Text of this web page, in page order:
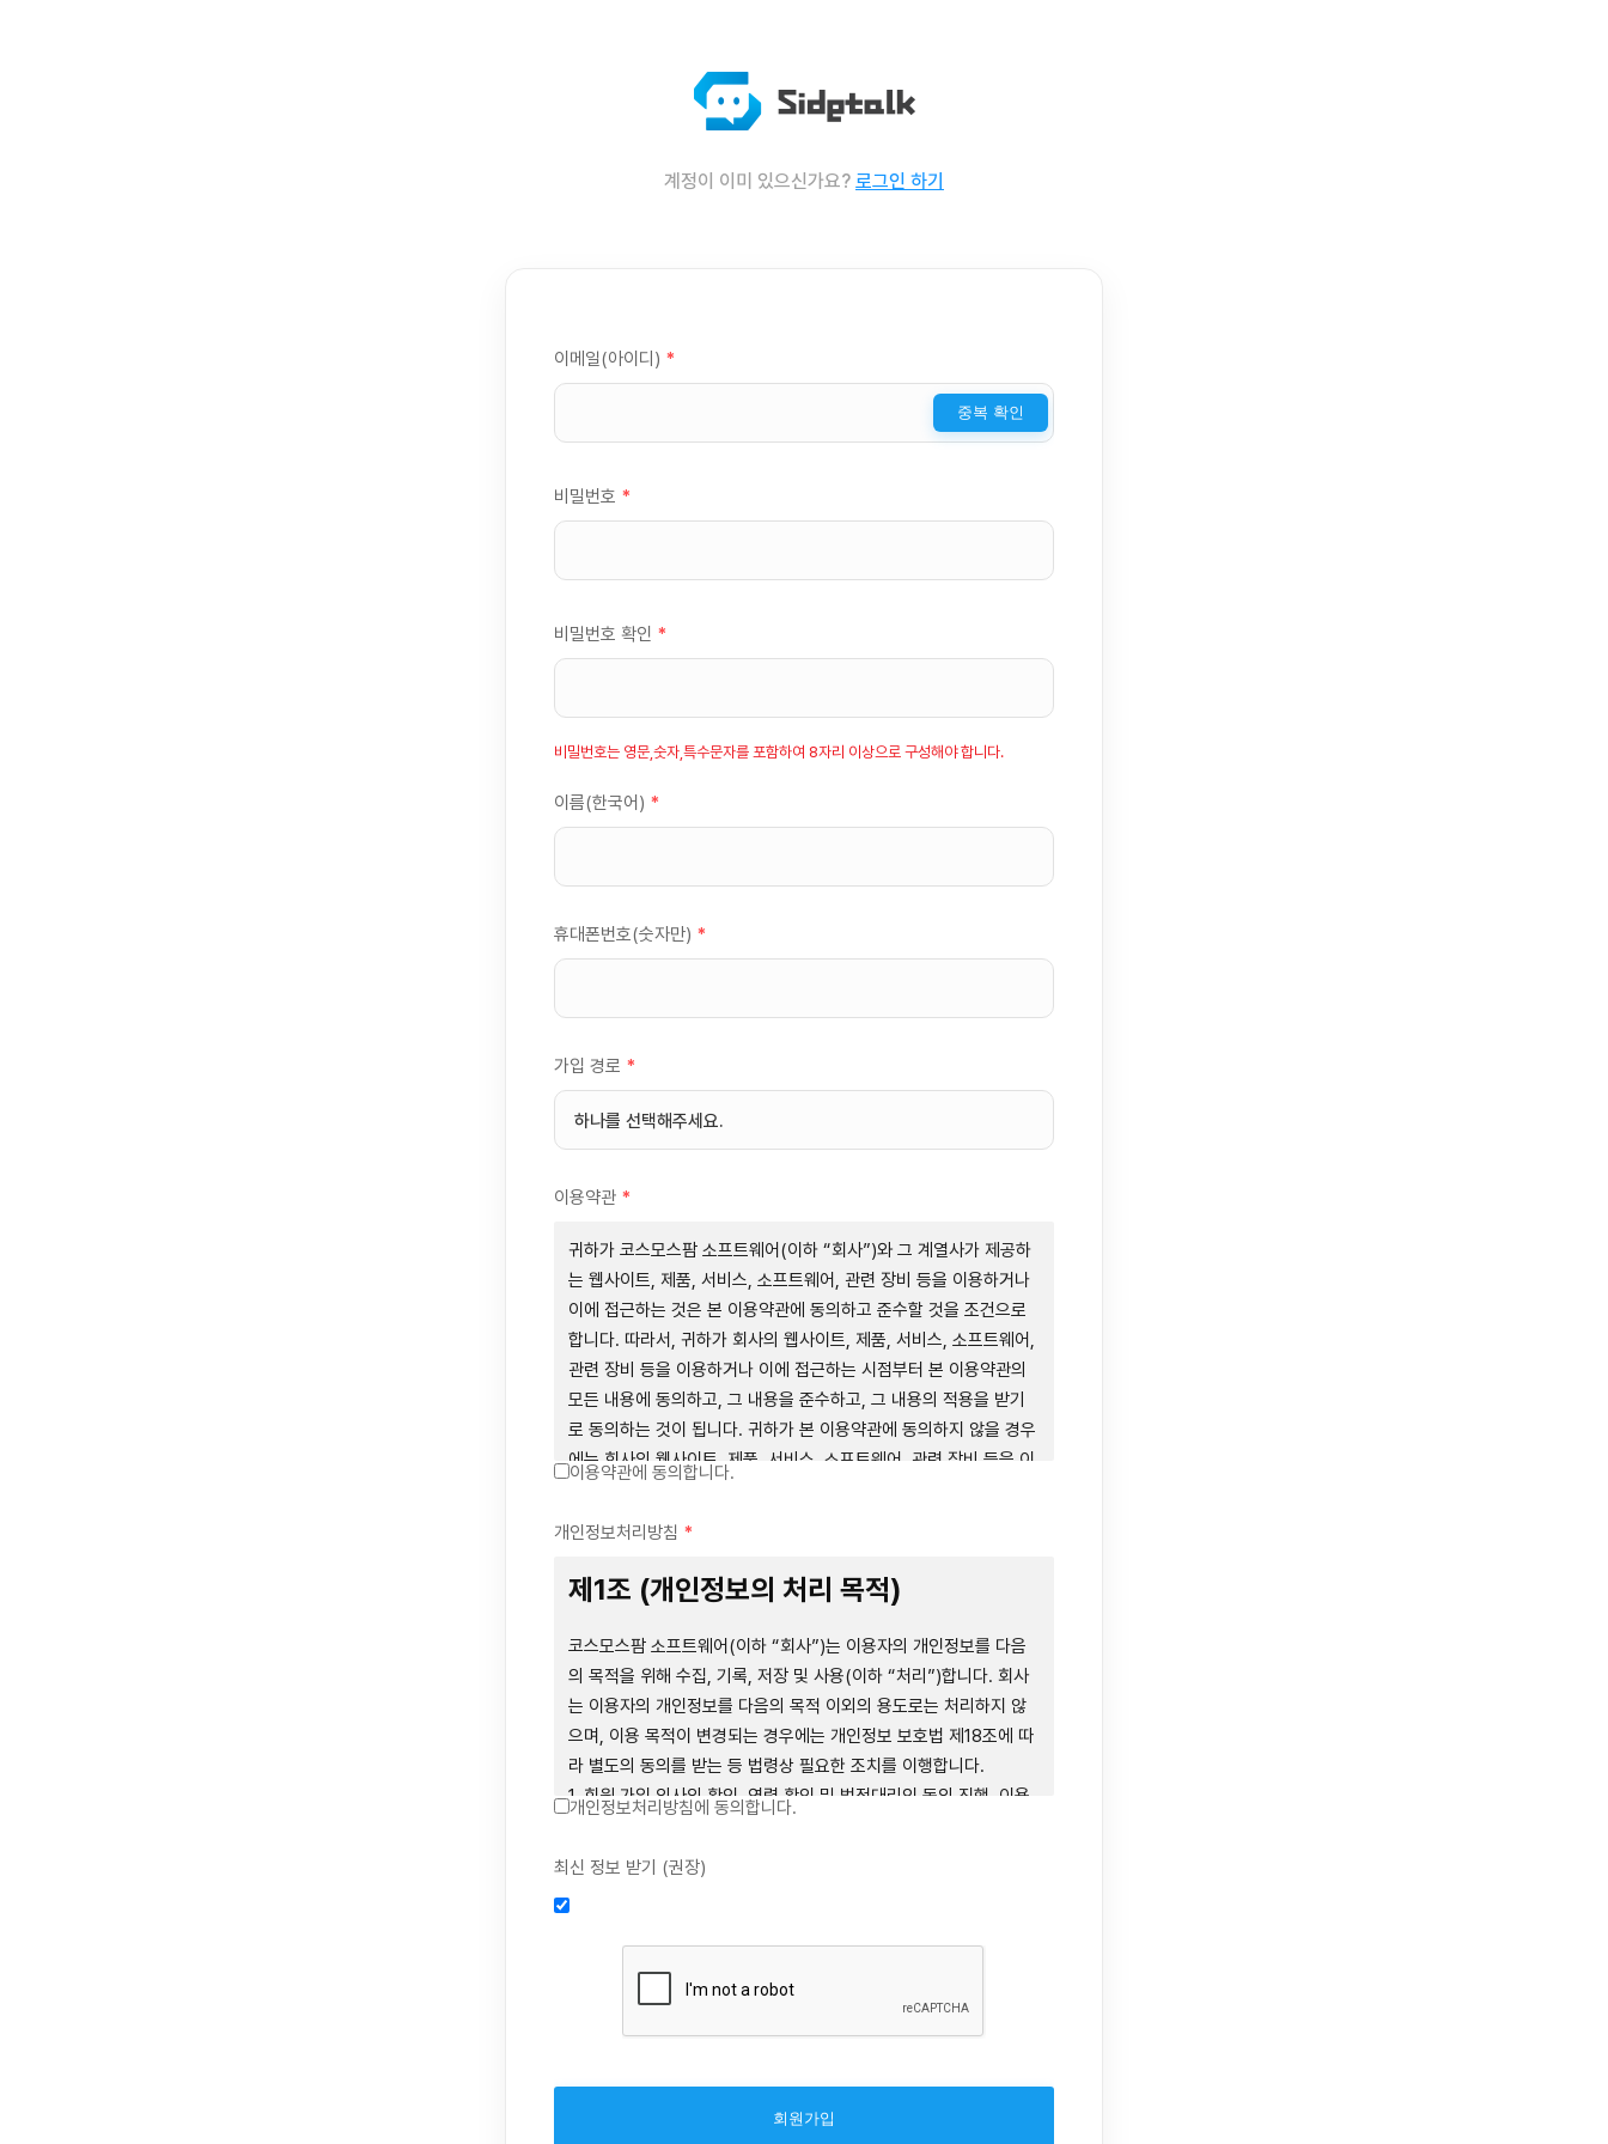
계정이 이미 있으신가요? 로그인 하기
이메일(아이디) *
중복 확인
비밀번호 *
비밀번호 확인 *
비밀번호는 영문,숫자,특수문자를 포함하여 8자리 이상으로 구성해야 합니다.
이름(한국어) *
휴대폰번호(숫자만) *
가입 경로 *
이용약관 *
귀하가 코스모스팜 소프트웨어(이하 “회사”)와 그 계열사가 제공하
는 웹사이트, 제품, 서비스, 소프트웨어, 관련 장비 등을 이용하거나
이에 접근하는 것은 본 이용약관에 동의하고 준수할 것을 조건으로
합니다. 따라서, 귀하가 회사의 웹사이트, 제품, 서비스, 소프트웨어,
관련 장비 등을 이용하거나 이에 접근하는 시점부터 본 이용약관의
모든 내용에 동의하고, 그 내용을 준수하고, 그 내용의 적용을 받기
로 동의하는 것이 됩니다. 귀하가 본 이용약관에 동의하지 않을 경우
에는 회사의 웹사이트, 제품, 서비스, 소프트웨어, 관련 장비 등을 이
서비스 사용 전에 본 이용약관의 내용을 주의 깊게 읽으시기 바랍니
제1장 총칙
제1조 (목적)
본 약관은 코스모스팜 소프트웨어(이하 “회사”)가 데스크톱용, 랩탑
을 통하여 제공하는 "사이드톡" 서비스와 관련하여 회사와 이용자
간의 권리와 의무, 책임사항 및 이용자의 서비스 이용절차 등 회사와
제2조 (용어의 정의)
① 본 약관에서 사용하는 용어의 정의는 다음과 같습니다.
1. 서비스: 회사가 본 약관에 따라 데스크톱용, 랩탑용, 모바일용 어
이용약관에 동의합니다.
개인정보처리방침 *
제1조 (개인정보의 처리 목적)
코스모스팜 소프트웨어(이하 “회사”)는 이용자의 개인정보를 다음
의 목적을 위해 수집, 기록, 저장 및 사용(이하 “처리”)합니다. 회사
는 이용자의 개인정보를 다음의 목적 이외의 용도로는 처리하지 않
으며, 이용 목적이 변경되는 경우에는 개인정보 보호법 제18조에 따
라 별도의 동의를 받는 등 법령상 필요한 조치를 이행합니다.
1. 회원 가입 의사의 확인, 연령 확인 및 법정대리인 동의 진행, 이용
2. 약관 위반 행위 등을 포함하여 서비스의 원활한 운영에 지장을 주
항 전달, 분쟁조정을 위한 기록 보존, 민원처리 등 이용자 보호 및 서
비스 운영
3. 서비스 이용기록과 접속 빈도 분석, 서비스 이용에 대한 통계, 서
비스 분석 및 통계에 따른 맞춤 서비스 제공 및 광고 게재 등
4. 콘텐츠 등 기존 서비스 제공(광고 포함)에 더하여, 인구통계학적
제공 등 신규 서비스 요소의 발굴 및 기존 서비스 개선
개인정보처리방침에 동의합니다.
최신 정보 받기 (권장)